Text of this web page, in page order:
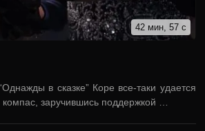
42 мин, 57 с
в сказке” Коре все-таки удается
компас, заручившись поддержкой …